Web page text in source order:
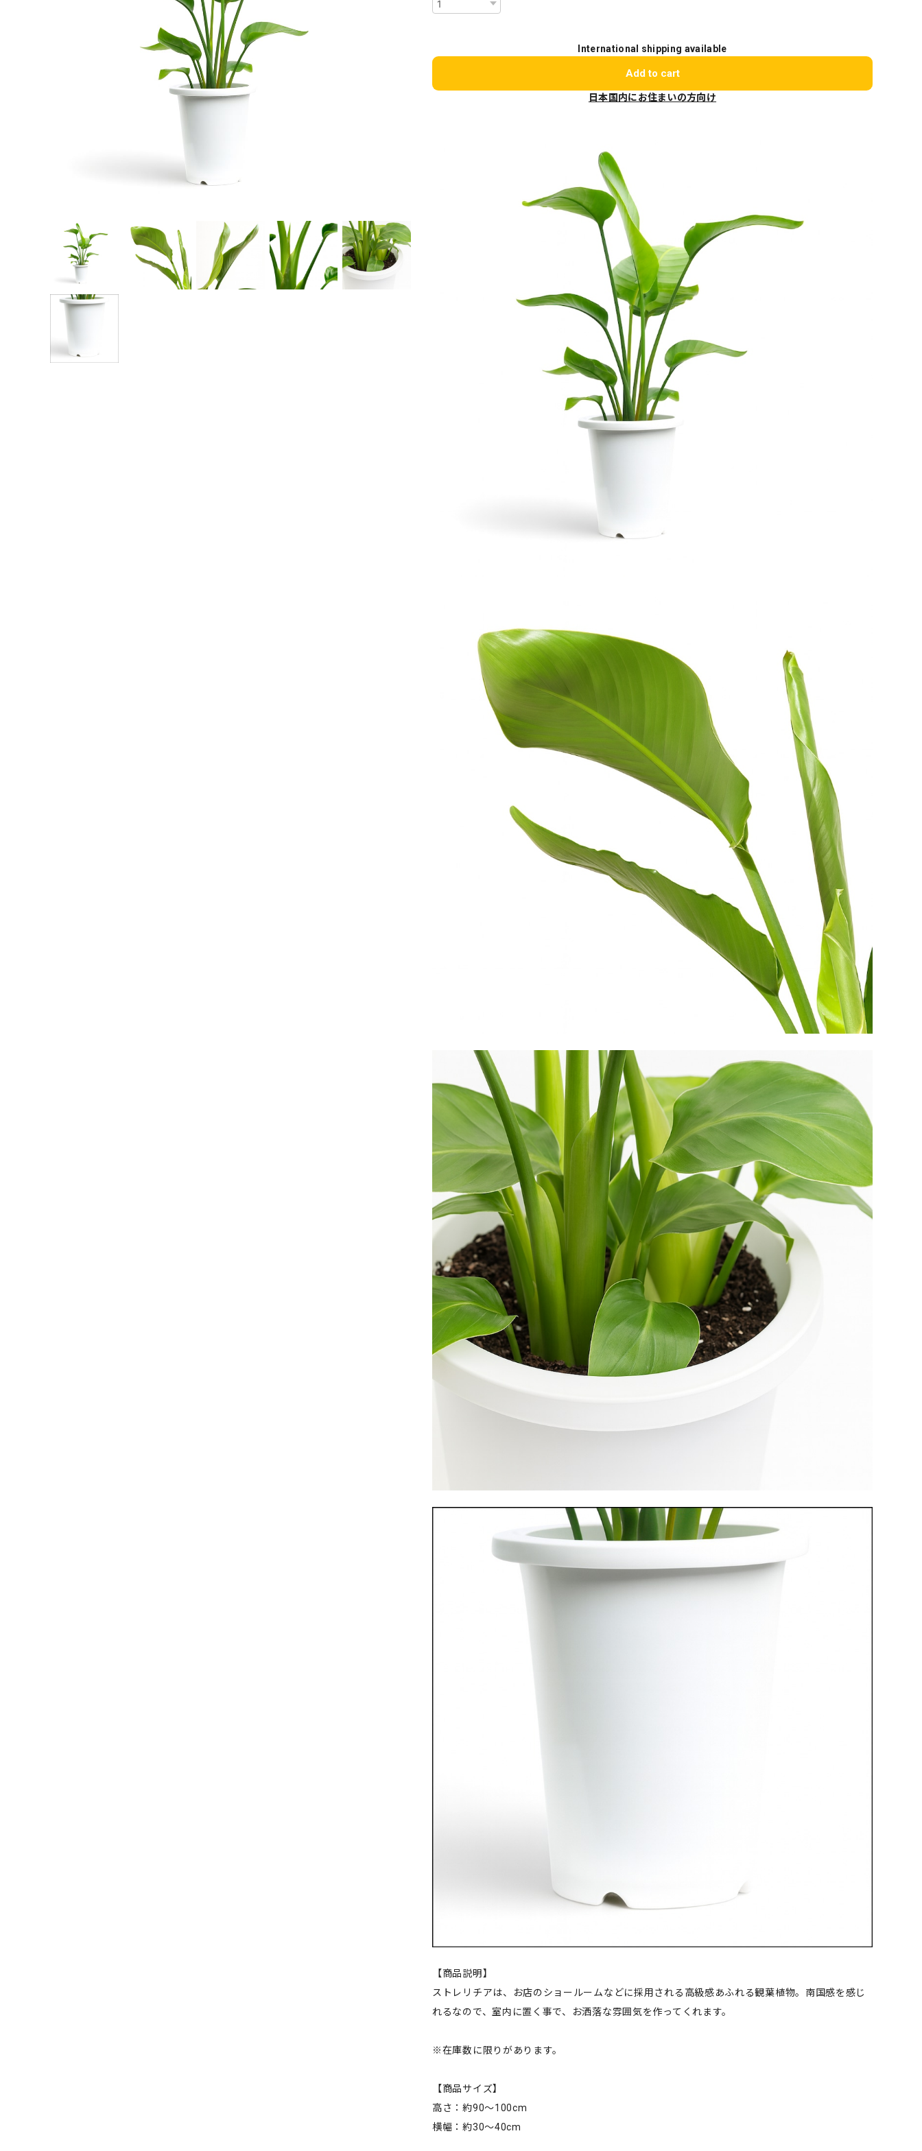
International shipping available
Add to cart
日本国内にお住まいの方向け
【商品説明】
ストレリチアは、お店のショールームなどに採用される高級感あふれる観葉植物。南国感を感じ
れるなので、室内に置く事で、お洒落な雰囲気を作ってくれます。
※在庫数に限りがあります。
【商品サイズ】
高さ：約90～100cm
横幅：約30～40cm